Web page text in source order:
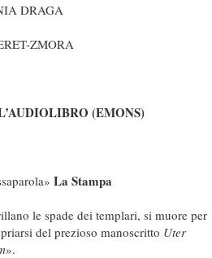
DRAGA
ZMORA
(EMONS)
La Stampa
le spade dei templari, si muore per
del prezioso manoscritto Uter
».